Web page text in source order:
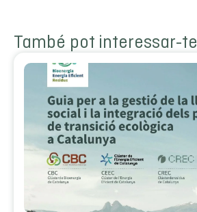
També pot interessar-te